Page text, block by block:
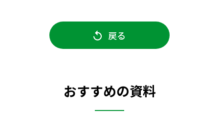
戻る
おすすめの資料